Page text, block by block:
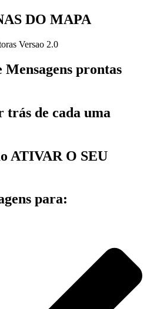
DO MAPA
Mensagens prontas
trás de cada uma
ATIVAR O SEU
para: